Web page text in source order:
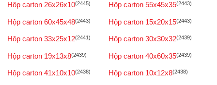
Hộp carton 26x26x10(2445) Hộp carton 55x45x35(2443)
Hộp carton 60x45x48(2443) Hộp carton 15x20x15(2443)
Hộp carton 33x25x12(2441) Hộp carton 30x30x32(2439)
Hộp carton 19x13x8(2439) Hộp carton 40x60x35(2439)
Hộp carton 41x10x10(2438) Hộp carton 10x12x8(2438)